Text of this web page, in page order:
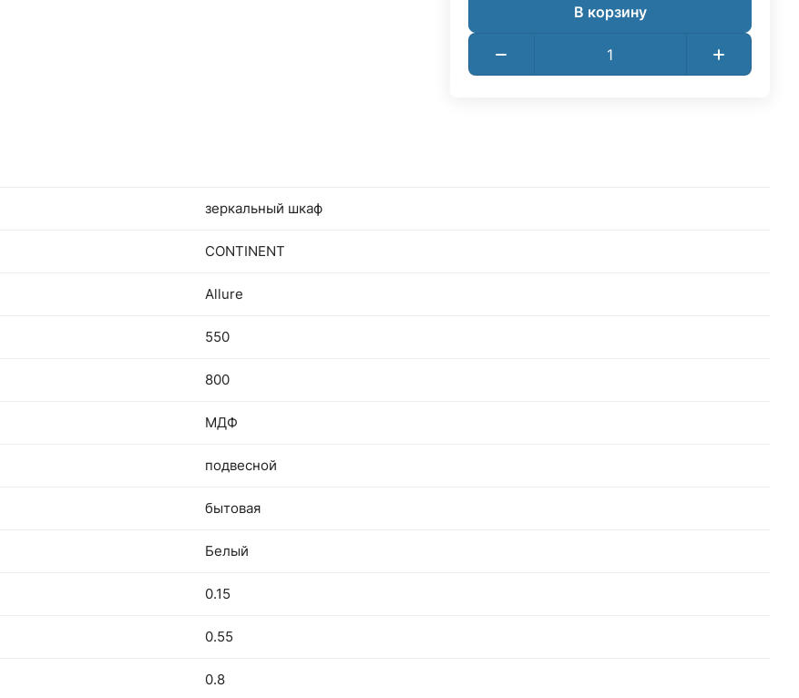
В корзину
зеркальный шкаф
CONTINENT
Allure
550
800
МДФ
подвесной
бытовая
Белый
0.15
0.55
0.8